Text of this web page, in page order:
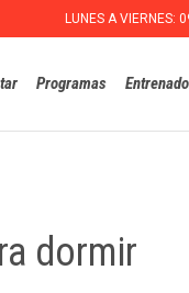
LUNES A
Programas
dormir